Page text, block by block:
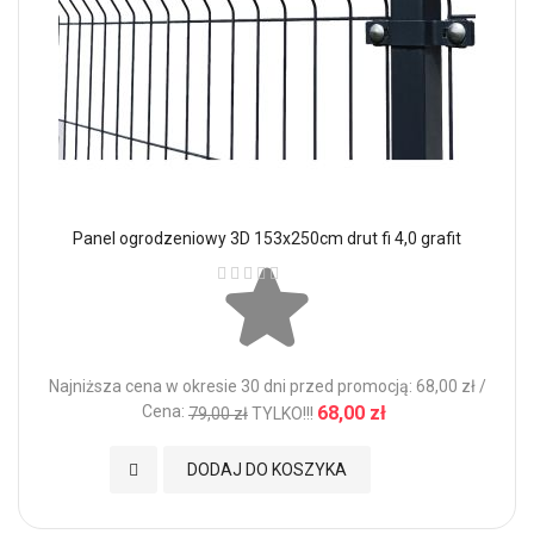
Panel ogrodzeniowy 3D 153x250cm drut fi 4,0 grafit
Ocena:
Najniższa cena w okresie 30 dni przed promocją: 68,00 zł /
Cena: 79,00 złTYLKO!!! 68,00 zł
DODAJ DO KOSZYKA
Dodaj do Ulubionych